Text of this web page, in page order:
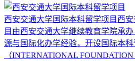
西安交通大学国际本科留学项目西
目由西安交通大学继续教育学院承
源与国际化办学经验，开设国际本
（INTERNATIONAL